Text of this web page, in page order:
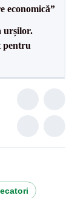
economică”
urșilor.
pentru